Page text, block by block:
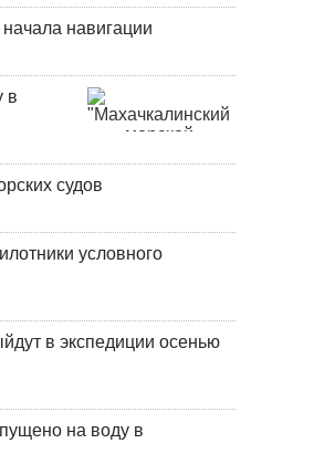
навигации
в
судов
условного
в экспедиции осенью
на воду в